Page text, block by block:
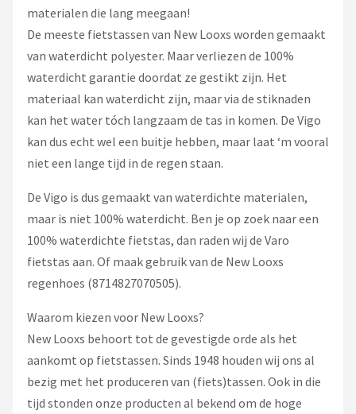
materialen die lang meegaan!
De meeste fietstassen van New Looxs worden gemaakt
van waterdicht polyester. Maar verliezen de 100%
waterdicht garantie doordat ze gestikt zijn. Het
materiaal kan waterdicht zijn, maar via de stiknaden
kan het water tóch langzaam de tas in komen. De Vigo
kan dus echt wel een buitje hebben, maar laat ‘m vooral
niet een lange tijd in de regen staan.
De Vigo is dus gemaakt van waterdichte materialen,
maar is niet 100% waterdicht. Ben je op zoek naar een
100% waterdichte fietstas, dan raden wij de Varo
fietstas aan. Of maak gebruik van de New Looxs
regenhoes (8714827070505).
Waarom kiezen voor New Looxs?
New Looxs behoort tot de gevestigde orde als het
aankomt op fietstassen. Sinds 1948 houden wij ons al
bezig met het produceren van (fiets)tassen. Ook in die
tijd stonden onze producten al bekend om de hoge